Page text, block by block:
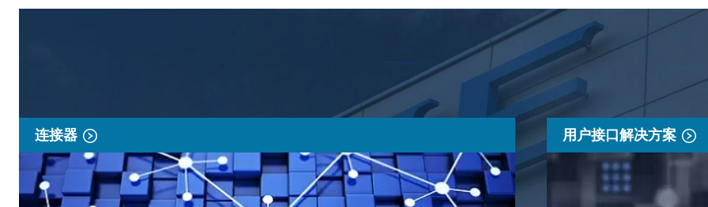
连接器 用户接口解决方案